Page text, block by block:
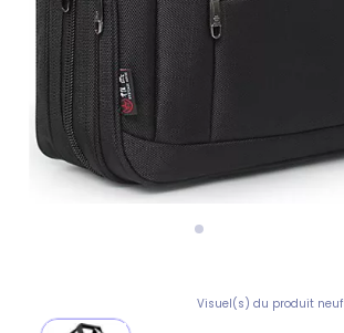
Visuel(s) du produit neuf